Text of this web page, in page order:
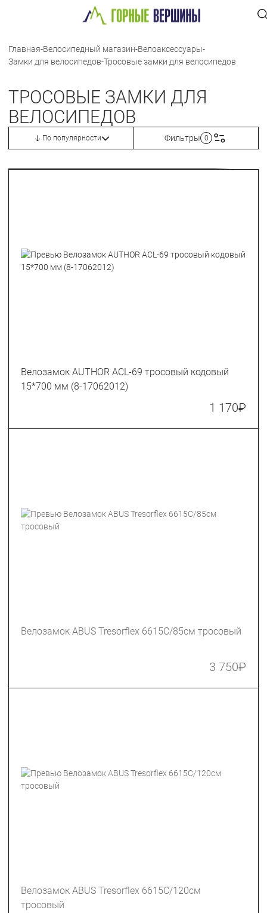
Главная-Велосипедный магазин-Велоаксессуары-
Замки для велосипедов-Тросовые замки для велосипедов
ТРОСОВЫЕ ЗАМКИ ДЛЯ
ВЕЛОСИПЕДОВ
По популярности Фильтры 0
Велозамок AUTHOR ACL-69 тросовый кодовый
15*700 мм (8-17062012)
1 170₽
Велозамок ABUS Tresorflex 6615C/85см тросовый
3 750₽
Велозамок ABUS Tresorflex 6615C/120см
тросовый